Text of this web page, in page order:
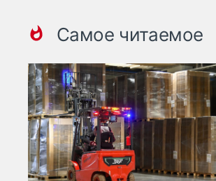
Самое читаемое